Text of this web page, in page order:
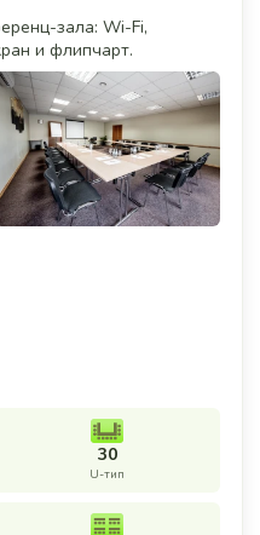
зала: Wi-Fi,
и флипчарт.
30
U-тип